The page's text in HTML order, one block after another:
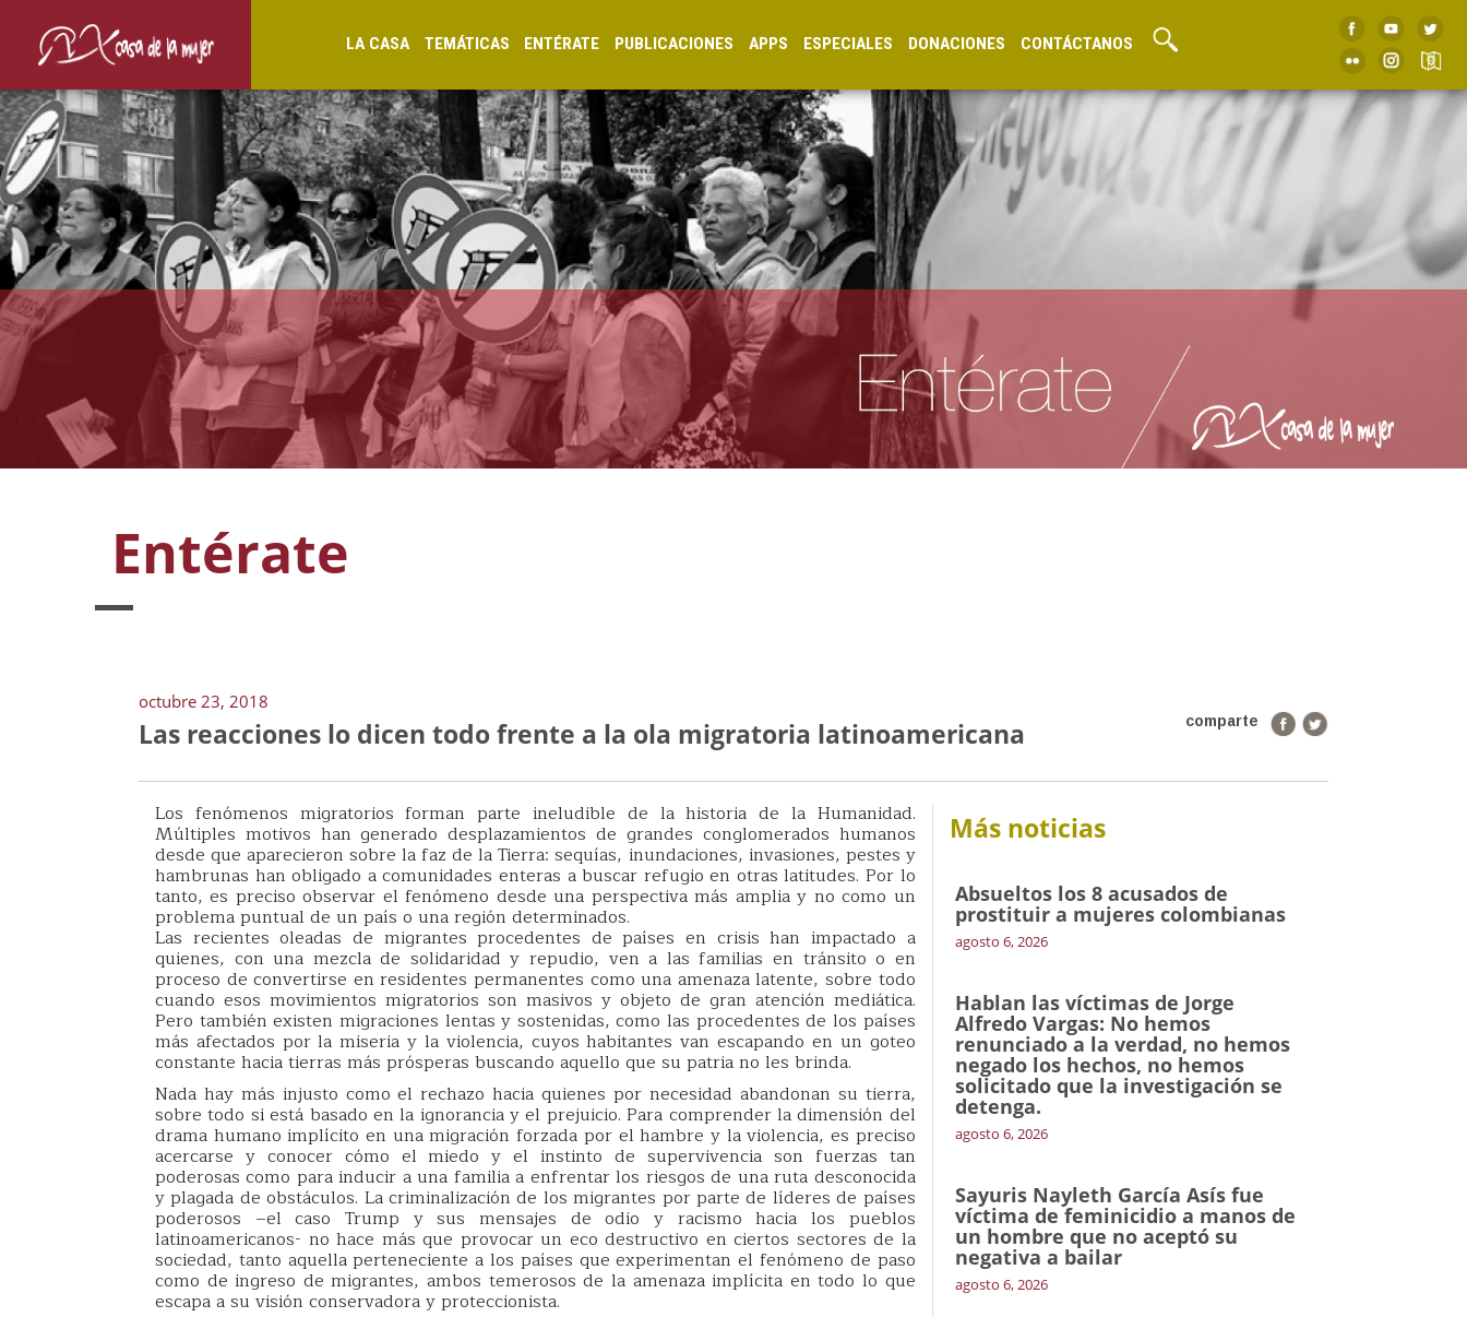
LA CASA TEMÁTICAS ENTÉRATE PUBLICACIONES APPS ESPECIALES DONACIONES CONTÁCTANOS
Entérate
octubre 23, 2018
comparte
Las reacciones lo dicen todo frente a la ola migratoria latinoamericana
Los fenómenos migratorios forman parte ineludible de la historia de la Humanidad.
Múltiples motivos han generado desplazamientos de grandes conglomerados humanos
desde que aparecieron sobre la faz de la Tierra: sequías, inundaciones, invasiones, pestes y
hambrunas han obligado a comunidades enteras a buscar refugio en otras latitudes. Por lo
tanto, es preciso observar el fenómeno desde una perspectiva más amplia y no como un
problema puntual de un país o una región determinados.
Las recientes oleadas de migrantes procedentes de países en crisis han impactado a
quienes, con una mezcla de solidaridad y repudio, ven a las familias en tránsito o en
proceso de convertirse en residentes permanentes como una amenaza latente, sobre todo
cuando esos movimientos migratorios son masivos y objeto de gran atención mediática.
Pero también existen migraciones lentas y sostenidas, como las procedentes de los países
más afectados por la miseria y la violencia, cuyos habitantes van escapando en un goteo
constante hacia tierras más prósperas buscando aquello que su patria no les brinda.
Nada hay más injusto como el rechazo hacia quienes por necesidad abandonan su tierra,
sobre todo si está basado en la ignorancia y el prejuicio. Para comprender la dimensión del
drama humano implícito en una migración forzada por el hambre y la violencia, es preciso
acercarse y conocer cómo el miedo y el instinto de supervivencia son fuerzas tan
poderosas como para inducir a una familia a enfrentar los riesgos de una ruta desconocida
y plagada de obstáculos. La criminalización de los migrantes por parte de líderes de países
poderosos –el caso Trump y sus mensajes de odio y racismo hacia los pueblos
latinoamericanos- no hace más que provocar un eco destructivo en ciertos sectores de la
sociedad, tanto aquella perteneciente a los países que experimentan el fenómeno de paso
como de ingreso de migrantes, ambos temerosos de la amenaza implícita en todo lo que
escapa a su visión conservadora y proteccionista.
Más noticias
Absueltos los 8 acusados de
prostituir a mujeres colombianas
agosto 6, 2026
Hablan las víctimas de Jorge
Alfredo Vargas: No hemos
renunciado a la verdad, no hemos
negado los hechos, no hemos
solicitado que la investigación se
detenga.
agosto 6, 2026
Sayuris Nayleth García Asís fue
víctima de feminicidio a manos de
un hombre que no aceptó su
negativa a bailar
agosto 6, 2026